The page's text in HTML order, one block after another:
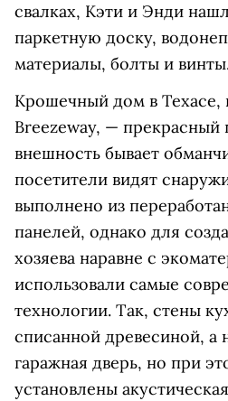
свалках, Кэти и Энди
паркетную доску,
материалы, болты и
Крошечный дом в Техасе,
Breezeway, — прекрасный
внешность бывает
посетители видят
выполнено из
панелей, однако для
хозяева наравне с
использовали самые
технологии. Так, стены
списанной древесиной, а
гаражная дверь, но при
установлены